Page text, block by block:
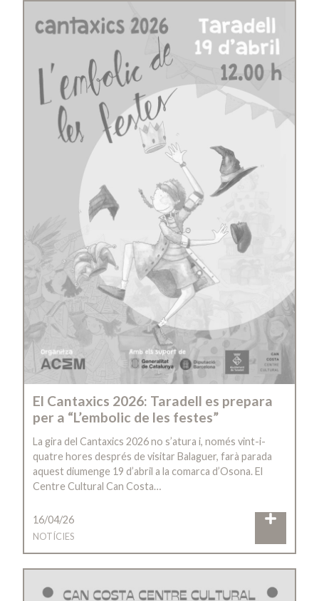
El Cantaxics 2026: Taradell es prepara
per a “L’embolic de les festes”
La gira del Cantaxics 2026 no s’atura i, només vint-i-
quatre hores després de visitar Balaguer, farà parada
aquest diumenge 19 d’abril a la comarca d’Osona. El
Centre Cultural Can Costa…
16/04/26
NOTÍCIES